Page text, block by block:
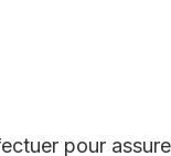
pour